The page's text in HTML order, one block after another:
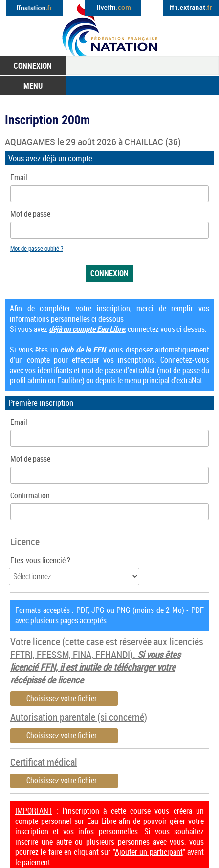
CONNEXION
MENU
Inscription 200m
AQUAGAMES le 29 août 2026 àCHAILLAC (36)
Vous avez déjà un compte
Email
Mot de passe
Mot de passe oublié ?
Afin de compléter votre inscription, merci de remplir vos
informations personnelles ci dessous
Si vous avezdéjà un compte Eau Libre, connectez vous ci dessus.
Si vous êtes un club de la FFN, vous disposez automatiquement
d'un compte pour effectuer vos inscriptions. Connectez-vous
avec vos identifiants et mot de passe d'extraNat (mot de passe du
profil admin ou Eaulibre) ou depuis le menu principal d'extraNat.
Première inscription
Email
Mot de passe
Confirmation
Licence
Etes-vous licencié ?
Formats acceptés : PDF, JPG ou PNG (moins de 2 Mo) - PDF
avec plusieurs pages acceptés
Votre licence(cette case est réservée aux licenciés
FFTRI, FFESSM, FINA, FFHANDI). Si vous êtes
licencié FFN, il est inutile de télécharger votre
récépissé de licence
Choisissez votre fichier...
Autorisation parentale (si concerné)
Choisissez votre fichier...
Certificat médical
Choisissez votre fichier...
IMPORTANT : l'inscription à cette course vous créera un
compte personnel sur Eau Libre afin de pouvoir gérer votre
inscription et vos infos personnelles. Si vous souhaitez
inscrire une autre ou plusieurs personnes avec vous, vous
pourrez le faire en cliquant sur "Ajouter un participant" avant
le paiement.